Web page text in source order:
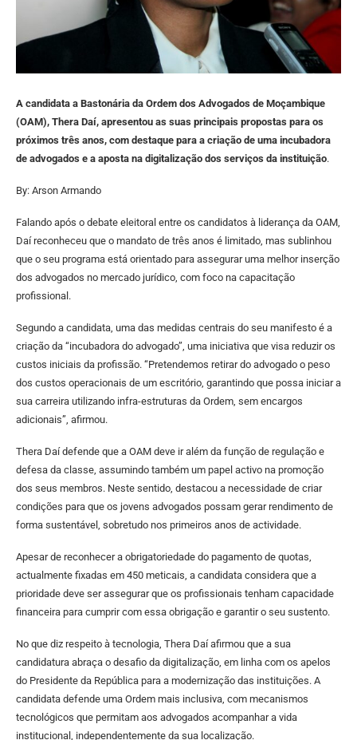
A candidata a Bastonária da Ordem dos Advogados de Moçambique
(OAM), Thera Daí, apresentou as suas principais propostas para os
próximos três anos, com destaque para a criação de uma incubadora
de advogados e a aposta na digitalização dos serviços da instituição.
By: Arson Armando
Falando após o debate eleitoral entre os candidatos à liderança da OAM,
Daí reconheceu que o mandato de três anos é limitado, mas sublinhou
que o seu programa está orientado para assegurar uma melhor inserção
dos advogados no mercado jurídico, com foco na capacitação
profissional.
Segundo a candidata, uma das medidas centrais do seu manifesto é a
criação da “incubadora do advogado”, uma iniciativa que visa reduzir os
custos iniciais da profissão. “Pretendemos retirar do advogado o peso
dos custos operacionais de um escritório, garantindo que possa iniciar a
sua carreira utilizando infra-estruturas da Ordem, sem encargos
adicionais”, afirmou.
Thera Daí defende que a OAM deve ir além da função de regulação e
defesa da classe, assumindo também um papel activo na promoção
dos seus membros. Neste sentido, destacou a necessidade de criar
condições para que os jovens advogados possam gerar rendimento de
forma sustentável, sobretudo nos primeiros anos de actividade.
Apesar de reconhecer a obrigatoriedade do pagamento de quotas,
actualmente fixadas em 450 meticais, a candidata considera que a
prioridade deve ser assegurar que os profissionais tenham capacidade
financeira para cumprir com essa obrigação e garantir o seu sustento.
No que diz respeito à tecnologia, Thera Daí afirmou que a sua
candidatura abraça o desafio da digitalização, em linha com os apelos
do Presidente da República para a modernização das instituições. A
candidata defende uma Ordem mais inclusiva, com mecanismos
tecnológicos que permitam aos advogados acompanhar a vida
institucional, independentemente da sua localização.